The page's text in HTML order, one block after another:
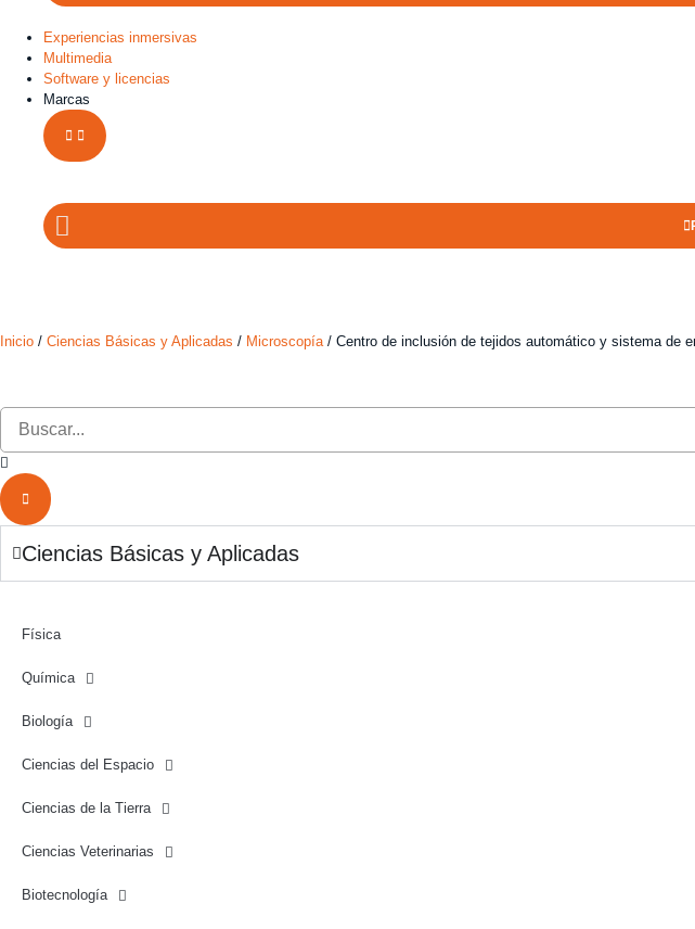
Experiencias inmersivas
Multimedia
Software y licencias
Marcas
Inicio / Ciencias Básicas y Aplicadas / Microscopía/ Centro de inclusión de tejidos automático y sistema de
Ciencias Básicas y Aplicadas
Física
Química
Biología
Ciencias del Espacio
Ciencias de la Tierra
Ciencias Veterinarias
Biotecnología